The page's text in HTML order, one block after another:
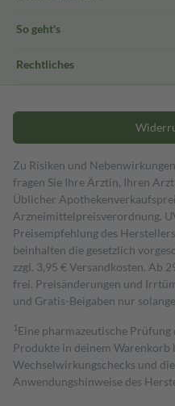
So geht's
Rechtliches
Zu Risiken und
fragen Sie Ihre Ärztin, Ihren
Üblicher
Arzneimittelpreisverordnung.
Preisempfehlung des
beinhalten die gesetzlich
zzgl. 3,95 € Versandkosten. Ab
frei. Preisänderungen und
und Gratis-Beigaben nur
1 Eine pharmazeutische
Produkte in deinem
Wechselwirkungschecks und
Anwendungshinweise des